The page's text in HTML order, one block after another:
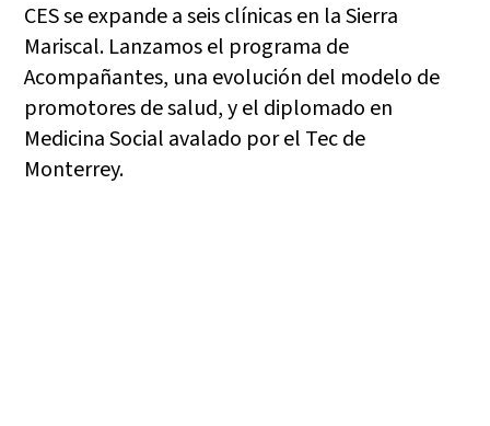
CES se expande a seis clínicas en la Sierra
Mariscal. Lanzamos el programa de
Acompañantes, una evolución del modelo de
promotores de salud, y el diplomado en
Medicina Social avalado por el Tec de
Monterrey.